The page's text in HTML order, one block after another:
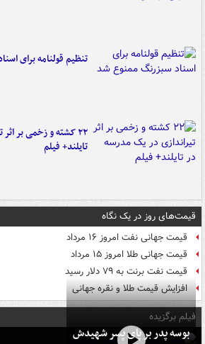
تنظیم قولنامه برای
۲۲ کشته و زخمی بر
تایلند+ فیلم
قیمت‌های روز در یک نگاه
قیمت جهانی نفت امروز ۱۶ مرداد
قیمت جهانی طلا امروز ۱۵ مرداد
قیمت نفت برنت به ۷۹ دلار رسید
افزایش قیمت طلا و نقره جهانی
فیلم برگزیده
بوسه‌ پدر بر پای پسر شهیدش